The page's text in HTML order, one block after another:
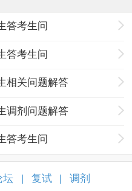
答考生问
答考生问
相关问题解答
调剂问题解答
答考生问
坛 复试 调剂